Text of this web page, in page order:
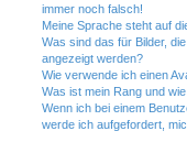
immer noch falsch!
Meine Sprache steht auf
Was sind das für Bilder,
angezeigt werden?
Wie verwende ich einen
Was ist mein Rang und
Wenn ich bei einem
werde ich aufgefordert,